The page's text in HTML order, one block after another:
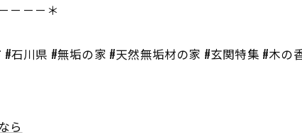
－－－＊
石川県 #無垢の家 #天然無垢材の家 #玄関特集 #木の
ら